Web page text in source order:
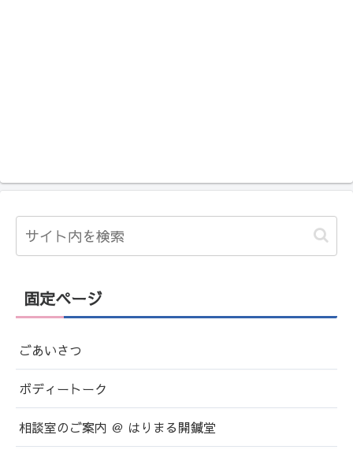
固定ページ
ごあいさつ
ボディートーク
相談室のご案内 ＠ はりまる開鍼堂